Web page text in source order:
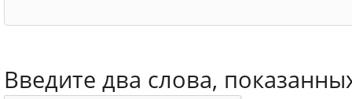
Введите два слова,